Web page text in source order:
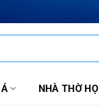
NHÀ THỜ HỌ